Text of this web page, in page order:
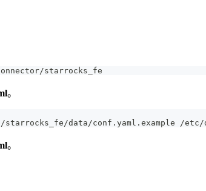
starrocks_fe
。
starrocks_fe/data/conf.yaml.example /
。